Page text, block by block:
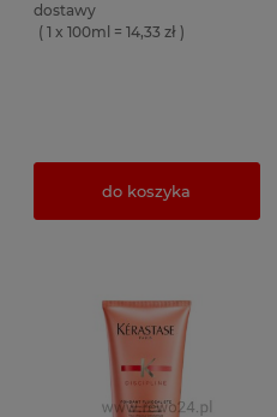
dostawy
( 1 x 100ml = 14,33 zł )
do koszyka